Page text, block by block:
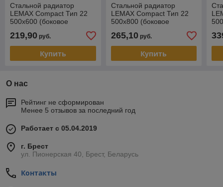
Стальной радиатор
LEMAX Compact Тип 22
500х600 (боковое
219,90 руб.
Купить
Стальной радиатор
LEMAX Compact Тип 22
500х800 (боковое
265,10руб.
Купить
О нас
Рейтинг не сформирован
Менее 5 отзывов за последний год
Работает с 05.04.2019
г. Брест
ул. Пионерская 40, Брест, Беларусь
Контакты